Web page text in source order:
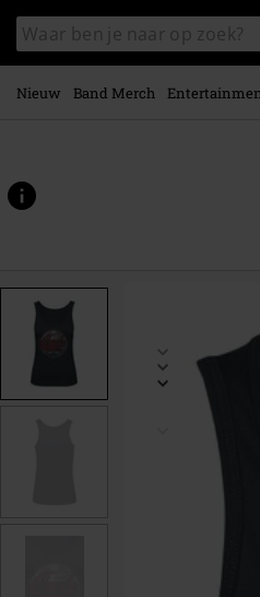
naar
hoofdinhoud
Zoek
in
catalogus
Nieuw Band Merch
www.large.nl/p/rock-
527721.html